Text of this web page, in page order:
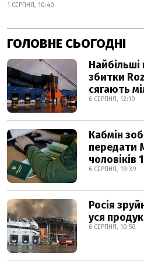
1 СЕРПНЯ, 10:40
ГОЛОВНЕ СЬОГОДНІ
Найбільші
збитки
сягають
6 СЕРПНЯ, 12:10
Кабмін
передати
чоловіків
6 СЕРПНЯ, 19:39
Росія
уся
6 СЕРПНЯ, 10:50